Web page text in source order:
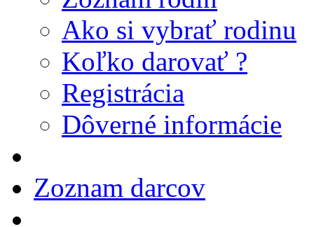
Ako si vybrať rodinu
Koľko darovať ?
Registrácia
Dôverné informácie
Zoznam darcov